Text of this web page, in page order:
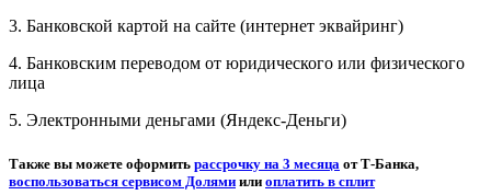
3. Банковской картой на сайте (интернет эквайринг)
4. Банковским переводом от юридического или физического
лица
5. Электронными деньгами (Яндекс-Деньги)
Также вы можете оформить рассрочку на 3 месяца от Т-Банка,
воспользоваться сервисом Долями или оплатить в сплит